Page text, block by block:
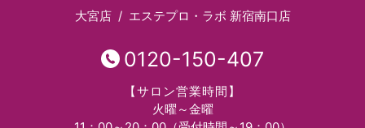
大宮店
エステプロ・ラボ 新宿南口店
0120-150-407
【サロン営業時間】
火曜～金曜